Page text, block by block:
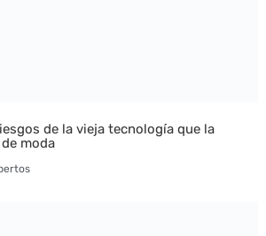
de la vieja tecnología que la
moda